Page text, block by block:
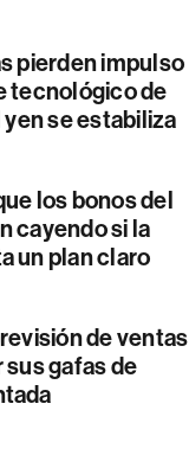
pierden impulso
tecnológico de
se estabiliza
los bonos del
cayendo si la
un plan claro
de ventas
sus gafas de